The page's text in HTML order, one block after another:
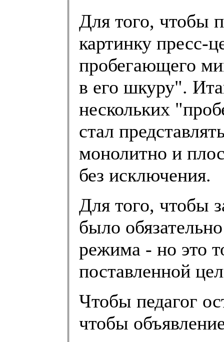
Для того, чтобы
картинку пресс-
пробегающего
в его шкуру".
нескольких
стал
монолитно и
без исключения.
Для того, чтобы
было
режима - но это
поставленной
Чтобы педагог
чтобы